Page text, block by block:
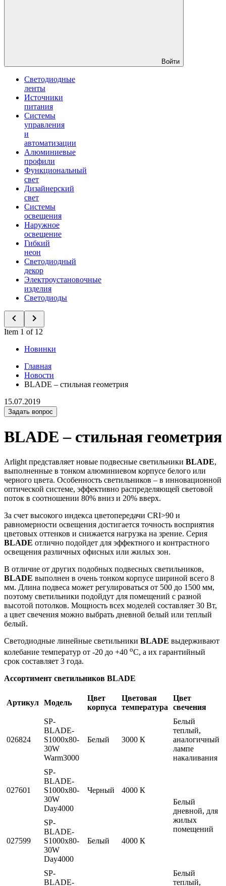
Войти
Светодиодные
ленты
Источники
питания
Системы
управления
и
автоматизации
Алюминиевые
профили
Функциональный
свет
Дизайнерский
свет
Системы
освещения
Наружное
освещение
Гибкий
неон
Светодиодный
декор
Электроустановочные
изделия
Светодиоды
Item 1 of 12
Новинки
Главная
Новости
BLADE – стильная геометрия
15.07.2019
Задать вопрос
BLADE – стильная геометрия
Arlight представляет новые подвесные светильники BLADE,
выполненные в тонком алюминиевом корпусе белого или
черного цвета. Особенность светильников – в инновационной
оптической системе, эффективно распределяющей световой
поток в соотношении 80% вниз и 20% вверх.
За счет высокого индекса цветопередачи CRI>90 и
равномерности освещения достигается точность восприятия
цветовых оттенков и снижается нагрузка на зрение. Серия
BLADE отлично подойдет для эффектного и контрастного
освещения различных офисных или жилых зон.
В отличие от других подобных подвесных светильников,
BLADE выполнен в очень тонком корпусе шириной всего 8
мм. Длина подвеса может регулироваться от 500 до 1500 мм,
поэтому светильники подойдут для помещений с разной
высотой потолков. Мощность всех моделей составляет 30 Вт,
а цвет свечения можно выбрать дневной белый или теплый
белый.
Светодиодные линейные светильники BLADE выдерживают
колебание температур от -20 до +40 oС, а их гарантийный
срок составляет 3 года.
Ассортимент светильников BLADE
Артикул Модель
Цвет
корпуса
Цветовая
температура
Цвет
свечения
026824
SP-
BLADE-
S1000x80-
30W
Warm3000
Белый 3000 К
Белый
теплый,
аналогичный
лампе
накаливания
027601
SP-
BLADE-
S1000x80-
30W
Day4000
Черный
4000 К
Белый
дневной, для
жилых
помещений
027599
SP-
BLADE-
S1000x80-
30W
Day4000
Белый 4000 К
SP-
BLADE-
Белый
теплый,